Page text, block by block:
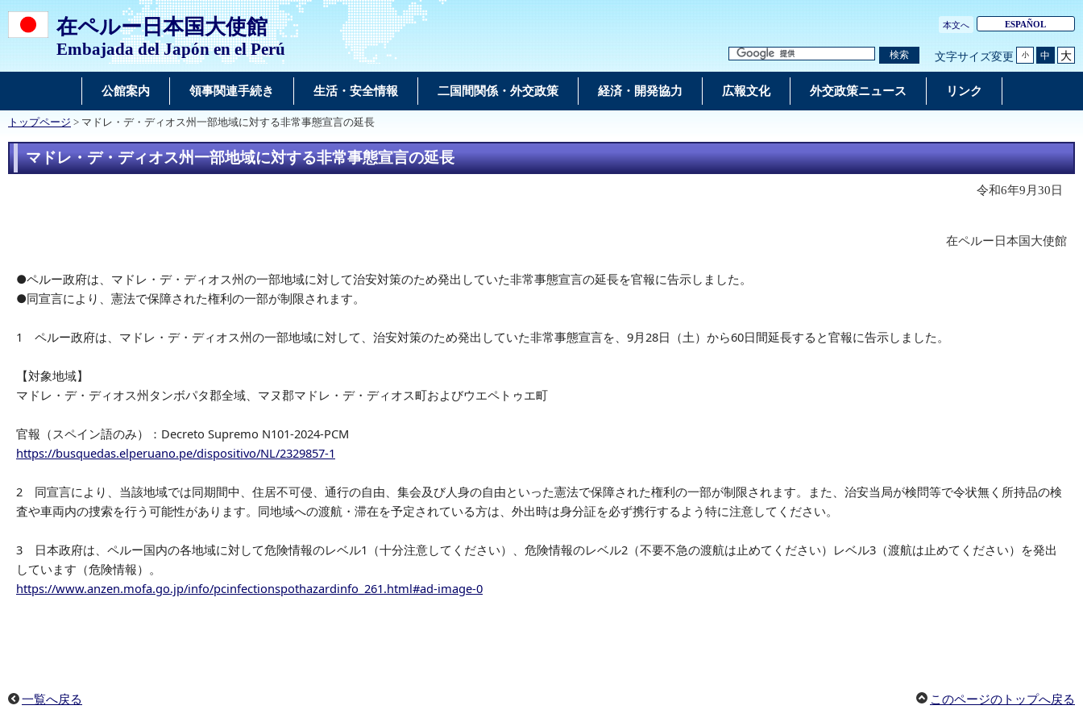
在ペルー日本国大使館
Embajada del Japón en el Perú
本文へ ESPAÑOL
検索 文字サイズ変更 小 中 大
公館案内 領事関連手続き 生活・安全情報 二国間関係・外交政策 経済・開発協力 広報文化 外交政策ニュース リンク
トップページ > マドレ・デ・ディオス州一部地域に対する非常事態宣言の延長
マドレ・デ・ディオス州一部地域に対する非常事態宣言の延長
令和6年9月30日
在ペルー日本国大使館
●ペルー政府は、マドレ・デ・ディオス州の一部地域に対して治安対策のため発出していた非常事態宣言の延長を官報に告示しました。
●同宣言により、憲法で保障された権利の一部が制限されます。
1 ペルー政府は、マドレ・デ・ディオス州の一部地域に対して、治安対策のため発出していた非常事態宣言を、9月28日（土）から60日間延長すると官報に告示しました。
【対象地域】
マドレ・デ・ディオス州タンボパタ郡全域、マヌ郡マドレ・デ・ディオス町およびウエペトゥエ町
官報（スペイン語のみ）：Decreto Supremo N101-2024-PCM
https://busquedas.elperuano.pe/dispositivo/NL/2329857-1
2 同宣言により、当該地域では同期間中、住居不可侵、通行の自由、集会及び人身の自由といった憲法で保障された権利の一部が制限されます。また、治安当局が検問等で令状無く所持品の検
査や車両内の捜索を行う可能性があります。同地域への渡航・滞在を予定されている方は、外出時は身分証を必ず携行するよう特に注意してください。
3 日本政府は、ペルー国内の各地域に対して危険情報のレベル1（十分注意してください）、危険情報のレベル2（不要不急の渡航は止めてください）レベル3（渡航は止めてください）を発出
しています（危険情報）。
https://www.anzen.mofa.go.jp/info/pcinfectionspothazardinfo_261.html#ad-image-0
一覧へ戻る このページのトップへ戻る